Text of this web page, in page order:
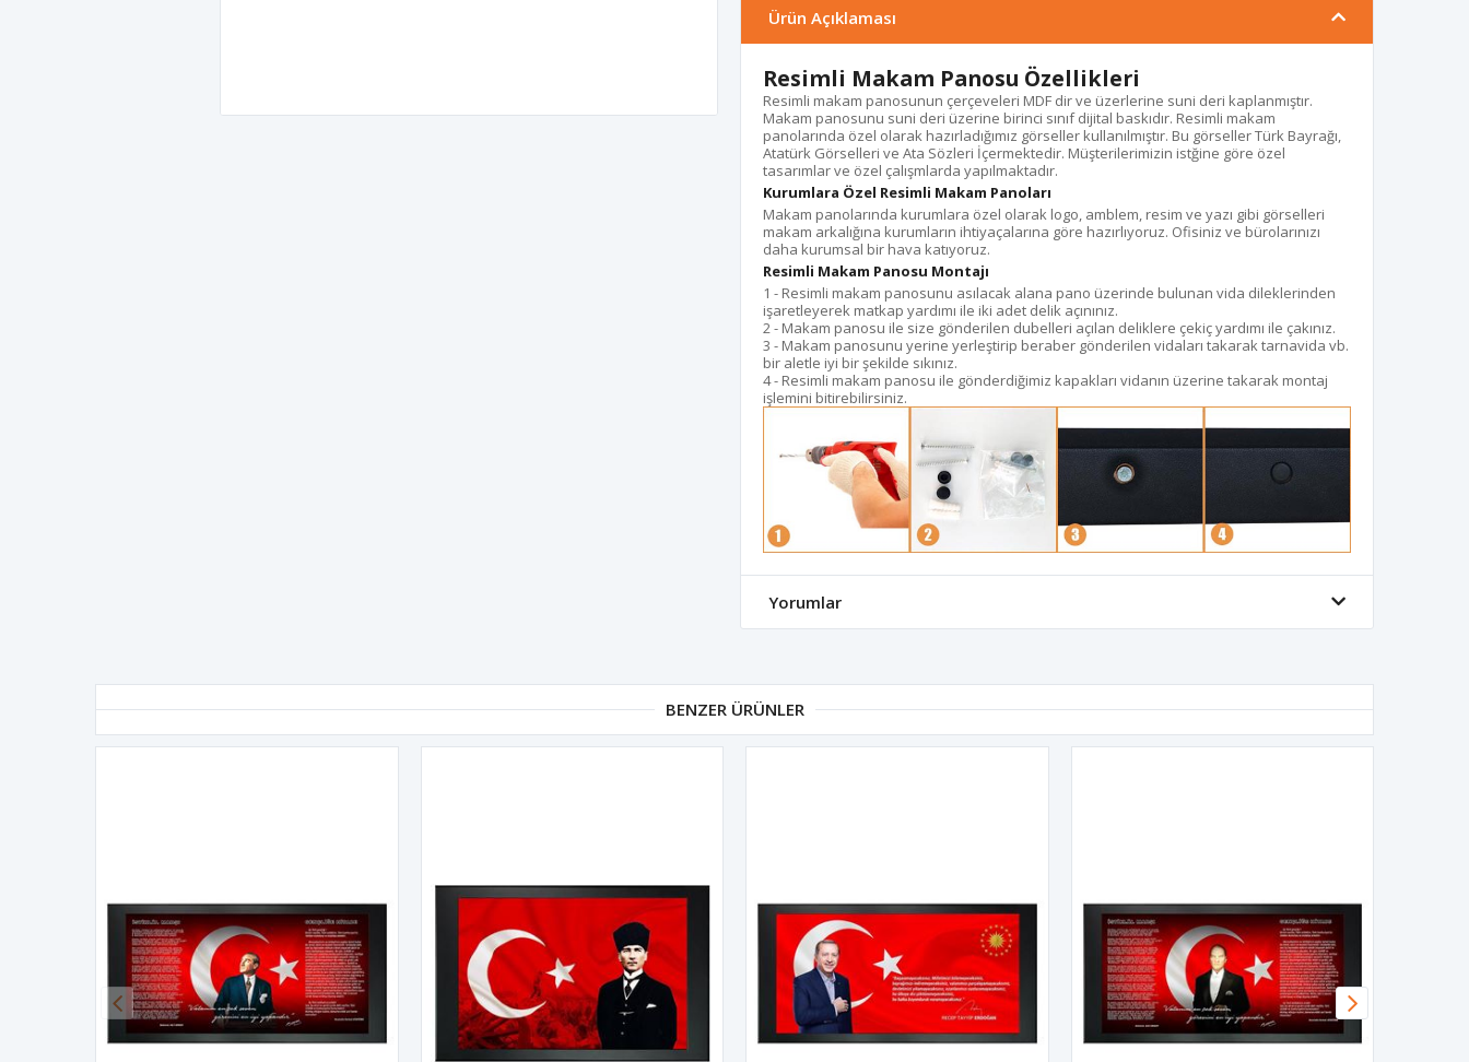
Ürün Açıklaması
Resimli Makam Panosu Özellikleri
Resimli makam panosunun çerçeveleri MDF dir ve üzerlerine suni deri kaplanmıştır.
Makam panosunu suni deri üzerine birinci sınıf dijital baskıdır. Resimli makam
panolarında özel olarak hazırladığımız görseller kullanılmıştır. Bu görseller Türk Bayrağı,
Atatürk Görselleri ve Ata Sözleri İçermektedir. Müşterilerimizin istğine göre özel
tasarımlar ve özel çalışmlarda yapılmaktadır.
Kurumlara Özel Resimli Makam Panoları
Makam panolarında kurumlara özel olarak logo, amblem, resim ve yazı gibi görselleri
makam arkalığına kurumların ihtiyaçalarına göre hazırlıyoruz. Ofisiniz ve bürolarınızı
daha kurumsal bir hava katıyoruz.
Resimli Makam Panosu Montajı
1 - Resimli makam panosunu asılacak alana pano üzerinde bulunan vida dileklerinden
işaretleyerek matkap yardımı ile iki adet delik açınınız.
2 - Makam panosu ile size gönderilen dubelleri açılan deliklere çekiç yardımı ile çakınız.
3 - Makam panosunu yerine yerleştirip beraber gönderilen vidaları takarak tarnavida vb.
bir aletle iyi bir şekilde sıkınız.
4 - Resimli makam panosu ile gönderdiğimiz kapakları vidanın üzerine takarak montaj
işlemini bitirebilirsiniz.
Yorumlar
BENZER ÜRÜNLER